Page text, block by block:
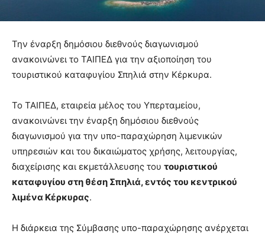
Την έναρξη δημόσιου διεθνούς διαγωνισμού
ανακοινώνει το ΤΑΙΠΕΔ για την αξιοποίηση του
τουριστικού καταφυγίου Σπηλιά στην Κέρκυρα.
Το ΤΑΙΠΕΔ, εταιρεία μέλος του Υπερταμείου,
ανακοινώνει την έναρξη δημόσιου διεθνούς
διαγωνισμού για την υπο-παραχώρηση λιμενικών
υπηρεσιών και του δικαιώματος χρήσης, λειτουργίας,
διαχείρισης και εκμετάλλευσης του τουριστικού
καταφυγίου στη θέση Σπηλιά, εντός του κεντρικού
λιμένα Κέρκυρας.
Η διάρκεια της Σύμβασης υπο-παραχώρησης ανέρχεται